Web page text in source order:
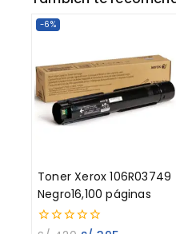
-6%
Toner Xerox 106R03749
Negro16,100 páginas